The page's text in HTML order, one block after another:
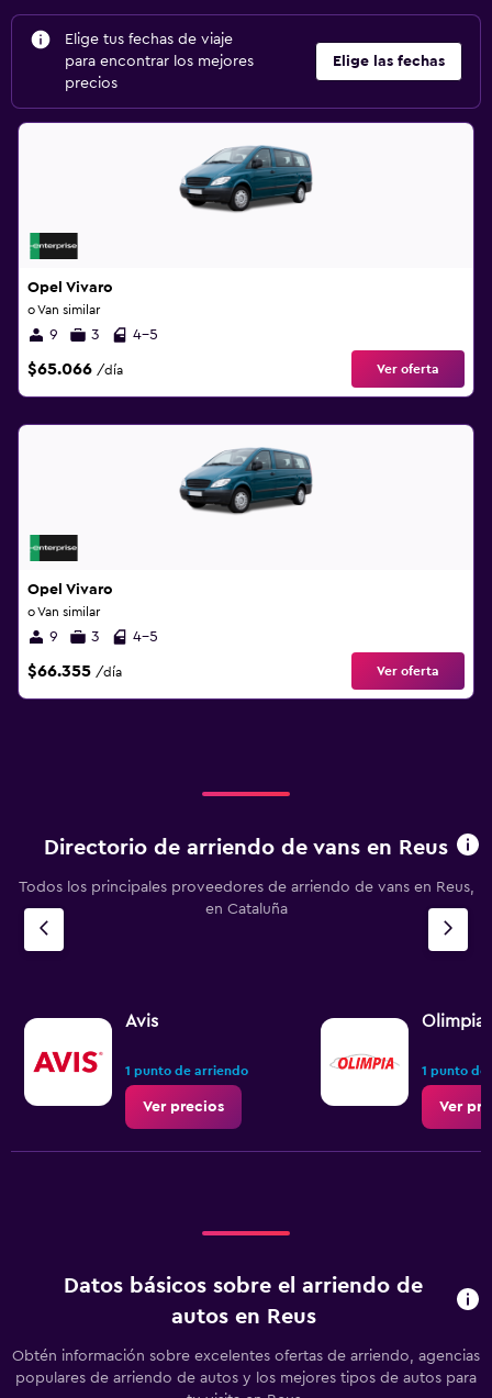
Elige tus fechas de viaje
para encontrar los mejores
precios
Elige las fechas
Opel Vivaro
o Van similar
9 3 4-5
$65.066 /día Ver oferta
Opel Vivaro
o Van similar
9 3 4-5
$66.355 /día Ver oferta
Directorio de arriendo de vans en Reus
Todos los principales proveedores de arriendo de vans en Reus,
en Cataluña
Avis
1 punto de arriendo
Ver precios
Olimpia
1 punto de
Ver
Datos básicos sobre el arriendo de
autos en Reus
Obtén información sobre excelentes ofertas de arriendo, agencias
populares de arriendo de autos y los mejores tipos de autos para